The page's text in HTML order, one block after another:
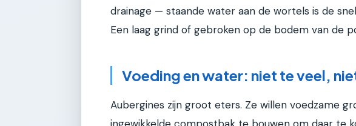
drainage — staande water aan de wortels is de
Een laag grind of gebroken op de bodem van de
Voeding en water: niet te veel,
Aubergines zijn groot eters. Ze willen voedzame